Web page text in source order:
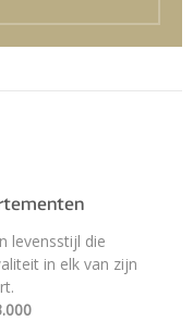
levensstijl die
in elk van zijn